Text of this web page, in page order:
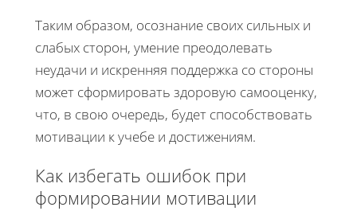
Таким образом, осознание своих сильных и
слабых сторон, умение преодолевать
неудачи и искренняя поддержка со стороны
может сформировать здоровую самооценку,
что, в свою очередь, будет способствовать
мотивации к учебе и достижениям.
Как избегать ошибок при
формировании мотивации